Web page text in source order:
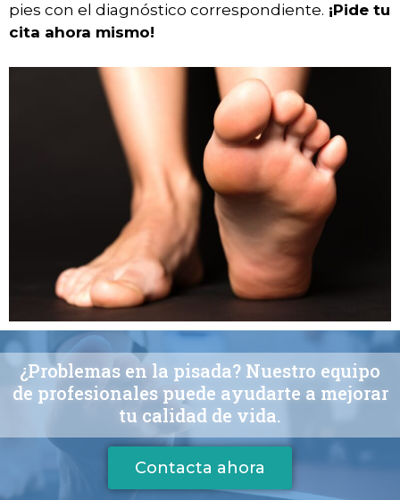
pies con el diagnóstico correspondiente. ¡Pide tu
cita ahora mismo!
¿Problemas en la pisada? Nuestro equipo
de profesionales puede ayudarte a mejorar
tu calidad de vida.
Contacta ahora